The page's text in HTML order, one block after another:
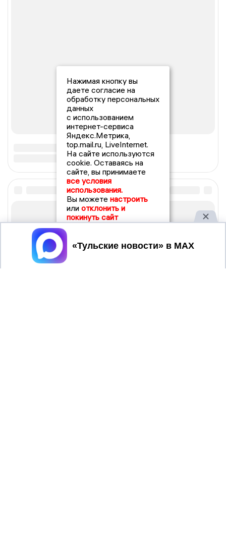
Нажимая кнопку вы
даете согласие на
обработку персональных
данных
с использованием
интернет-сервиса
Яндекс.Метрика,
top.mail.ru, LiveInternet.
На сайте используются
cookie. Оставаясь на
сайте, вы принимаете
все условия
использования.
Вы можете настроить
или отклонить и
покинуть сайт
Принять